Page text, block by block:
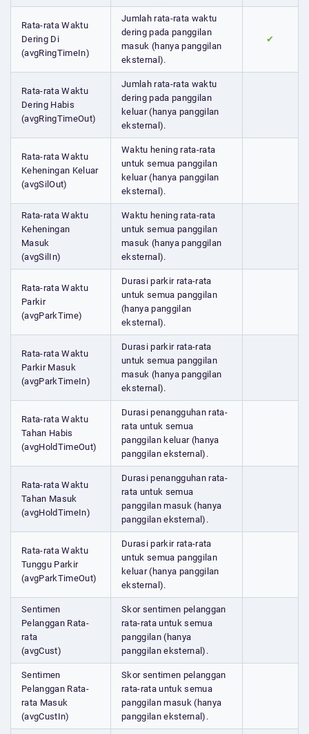
Rata-rata Waktu
Dering Di
(avgRingTimeIn)
Jumlah rata-rata waktu
dering pada panggilan
masuk (hanya panggilan
eksternal).
✔
Rata-rata Waktu
Dering Habis
(avgRingTimeOut)
Jumlah rata-rata waktu
dering pada panggilan
keluar (hanya panggilan
eksternal).
Rata-rata Waktu
Keheningan Keluar
(avgSilOut)
Waktu hening rata-rata
untuk semua panggilan
keluar (hanya panggilan
eksternal).
Rata-rata Waktu
Keheningan
Masuk
(avgSilIn)
Waktu hening rata-rata
untuk semua panggilan
masuk (hanya panggilan
eksternal).
Rata-rata Waktu
Parkir
(avgParkTime)
Durasi parkir rata-rata
untuk semua panggilan
(hanya panggilan
eksternal).
Rata-rata Waktu
Parkir Masuk
(avgParkTimeIn)
Durasi parkir rata-rata
untuk semua panggilan
masuk (hanya panggilan
eksternal).
Rata-rata Waktu
Tahan Habis
(avgHoldTimeOut)
Durasi penangguhan rata-
rata untuk semua
panggilan keluar (hanya
panggilan eksternal).
Rata-rata Waktu
Tahan Masuk
(avgHoldTimeIn)
Durasi penangguhan rata-
rata untuk semua
panggilan masuk (hanya
panggilan eksternal).
Rata-rata Waktu
Tunggu Parkir
(avgParkTimeOut)
Durasi parkir rata-rata
untuk semua panggilan
keluar (hanya panggilan
eksternal).
Sentimen
Pelanggan Rata-
rata
(avgCust)
Skor sentimen pelanggan
rata-rata untuk semua
panggilan (hanya
panggilan eksternal).
Sentimen
Pelanggan Rata-
rata Masuk
(avgCustIn)
Skor sentimen pelanggan
rata-rata untuk semua
panggilan masuk (hanya
panggilan eksternal).